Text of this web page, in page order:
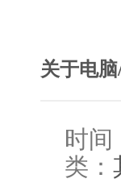
关于电
时间
类：